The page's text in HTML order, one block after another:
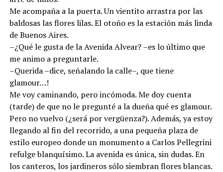
Me acompaña a la puerta. Un vientito arrastra por las
baldosas las flores lilas. El otoño es la estación más linda
de Buenos Aires.
–¿Qué le gusta de la Avenida Alvear? –es lo último que
me animo a preguntarle.
–Querida –dice, señalando la calle–, que tiene
glamour…!
Me voy caminando, pero incómoda. Me doy cuenta
(tarde) de que no le pregunté a la dueña qué es glamour.
Pero no vuelvo (¿será por vergüenza?). Además, ya estoy
llegando al fin del recorrido, a una pequeña plaza de
estilo europeo donde un monumento a Carlos Pellegrini
refulge blanquísimo. La avenida es única, sin dudas. En
los canteros, los jardineros sólo siembran flores blancas.